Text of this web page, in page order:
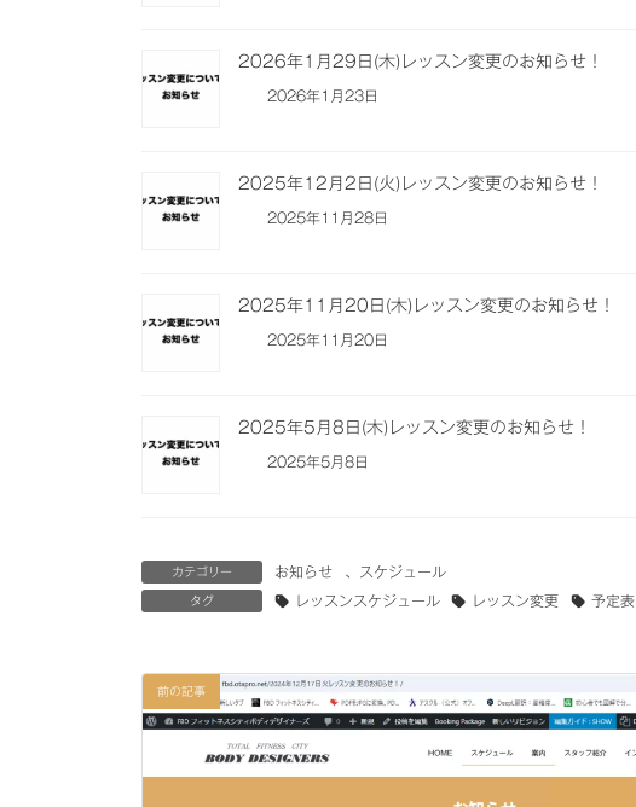
2026年1月29日(木)レッスン変更のお知らせ！
2026年1月23日
2025年12月2日(火)レッスン変更のお知らせ！
2025年11月28日
2025年11月20日(木)レッスン変更のお知らせ！
2025年11月20日
2025年5月8日(木)レッスン変更のお知らせ！
2025年5月8日
カテゴリー お知らせ 、 スケジュール
タグ レッスンスケジュール レッスン変更 予定表
前の記事